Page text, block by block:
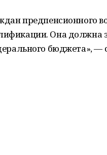
предпенсионного
Она должна
бюджета», —